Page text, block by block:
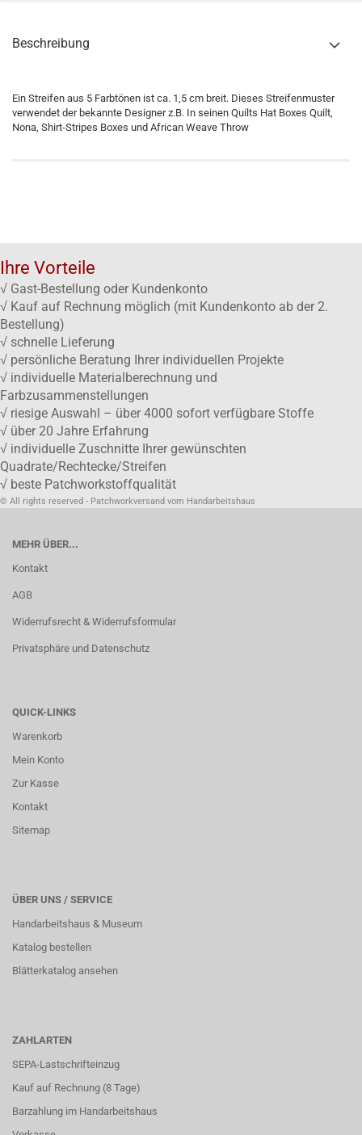
Beschreibung
Ein Streifen aus 5 Farbtönen ist ca. 1,5 cm breit. Dieses Streifenmuster
verwendet der bekannte Designer z.B. In seinen Quilts Hat Boxes Quilt,
Nona, Shirt-Stripes Boxes und African Weave Throw
Ihre Vorteile
√ Gast-Bestellung oder Kundenkonto
√ Kauf auf Rechnung möglich (mit Kundenkonto ab der 2.
Bestellung)
√ schnelle Lieferung
√ persönliche Beratung Ihrer individuellen Projekte
√ individuelle Materialberechnung und
Farbzusammenstellungen
√ riesige Auswahl – über 4000 sofort verfügbare Stoffe
√ über 20 Jahre Erfahrung
√ individuelle Zuschnitte Ihrer gewünschten
Quadrate/Rechtecke/Streifen
√ beste Patchworkstoffqualität
© All rights reserved - Patchworkversand vom Handarbeitshaus
MEHR ÜBER...
Kontakt
AGB
Widerrufsrecht & Widerrufsformular
Privatsphäre und Datenschutz
QUICK-LINKS
Warenkorb
Mein Konto
Zur Kasse
Kontakt
Sitemap
ÜBER UNS / SERVICE
Handarbeitshaus & Museum
Katalog bestellen
Blätterkatalog ansehen
ZAHLARTEN
SEPA-Lastschrifteinzug
Kauf auf Rechnung (8 Tage)
Barzahlung im Handarbeitshaus